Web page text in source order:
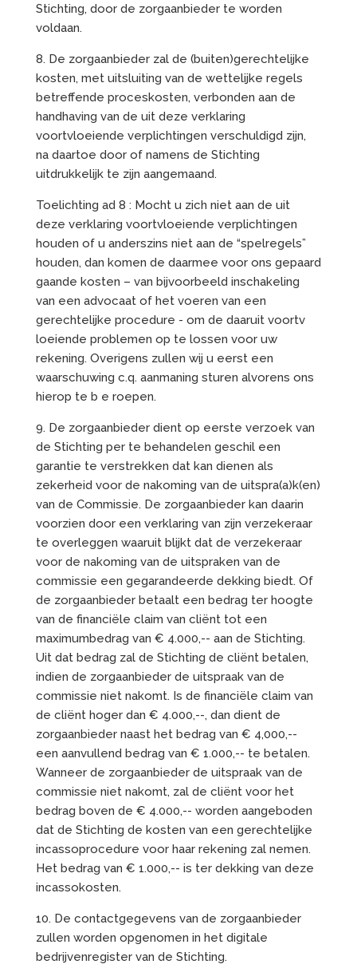
Stichting, door de zorgaanbieder te worden
voldaan.
8. De zorgaanbieder zal de (buiten)gerechtelijke
kosten, met uitsluiting van de wettelijke regels
betreffende proceskosten, verbonden aan de
handhaving van de uit deze verklaring
voortvloeiende verplichtingen verschuldigd zijn,
na daartoe door of namens de Stichting
uitdrukkelijk te zijn aangemaand.
Toelichting ad 8 : Mocht u zich niet aan de uit
deze verklaring voortvloeiende verplichtingen
houden of u anderszins niet aan de “spelregels”
houden, dan komen de daarmee voor ons gepaard
gaande kosten – van bijvoorbeeld inschakeling
van een advocaat of het voeren van een
gerechtelijke procedure - om de daaruit voortv
loeiende problemen op te lossen voor uw
rekening. Overigens zullen wij u eerst een
waarschuwing c.q. aanmaning sturen alvorens ons
hierop te b e roepen.
9. De zorgaanbieder dient op eerste verzoek van
de Stichting per te behandelen geschil een
garantie te verstrekken dat kan dienen als
zekerheid voor de nakoming van de uitspra(a)k(en)
van de Commissie. De zorgaanbieder kan daarin
voorzien door een verklaring van zijn verzekeraar
te overleggen waaruit blijkt dat de verzekeraar
voor de nakoming van de uitspraken van de
commissie een gegarandeerde dekking biedt. Of
de zorgaanbieder betaalt een bedrag ter hoogte
van de financiële claim van cliënt tot een
maximumbedrag van € 4.000,-- aan de Stichting.
Uit dat bedrag zal de Stichting de cliënt betalen,
indien de zorgaanbieder de uitspraak van de
commissie niet nakomt. Is de financiële claim van
de cliënt hoger dan € 4.000,--, dan dient de
zorgaanbieder naast het bedrag van € 4,000,--
een aanvullend bedrag van € 1.000,-- te betalen.
Wanneer de zorgaanbieder de uitspraak van de
commissie niet nakomt, zal de cliënt voor het
bedrag boven de € 4.000,-- worden aangeboden
dat de Stichting de kosten van een gerechtelijke
incassoprocedure voor haar rekening zal nemen.
Het bedrag van € 1.000,-- is ter dekking van deze
incassokosten.
10. De contactgegevens van de zorgaanbieder
zullen worden opgenomen in het digitale
bedrijvenregister van de Stichting.